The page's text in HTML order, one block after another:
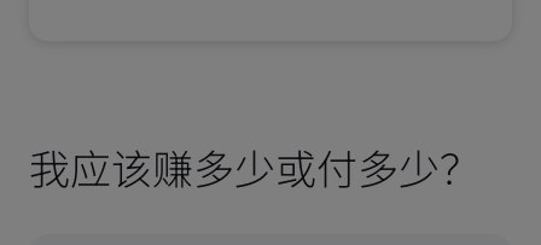
我应该赚多少或付多少？